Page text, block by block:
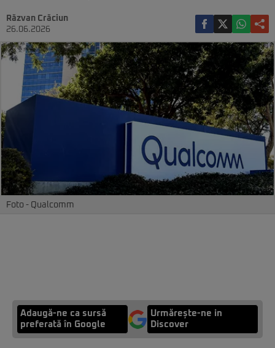
Răzvan Crăciun
26.06.2026
Foto - Qualcomm
Adaugă-ne ca sursă
preferată în Google
Urmărește-ne in
Discover